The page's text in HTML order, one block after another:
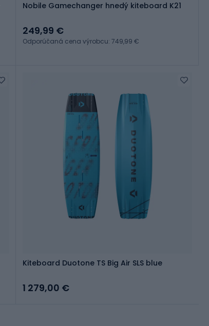
Nobile Gamechanger hnedý kiteboard K21
249,99 €
Odporúčaná cena výrobcu: 749,99 €
Kiteboard Duotone TS Big Air SLS blue
1 279,00 €